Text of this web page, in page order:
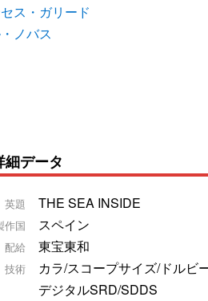
ス・ガリード
ノバス
細データ
英題 THE SEA INSIDE
作国 スペイン
配給 東宝東和
技術
カラ/スコープサイズ/ドルビ
デジタルSRD/SDDS